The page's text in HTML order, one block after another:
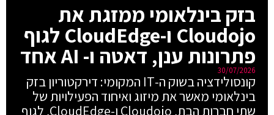
בזק בינלאומי ממזגת את
Cloudojo ו-CloudEdge לגוף
פתרונות ענן, דאטה ו- AI אחד
30/07/2026
קונסולידציה בשוק ה-IT המקומי: דירקטוריון בזק
בינלאומי מאשר את מיזוג ואיחוד הפעילויות של
שתי חברות הבת, Cloudojo ו-CloudEdge, לגוף